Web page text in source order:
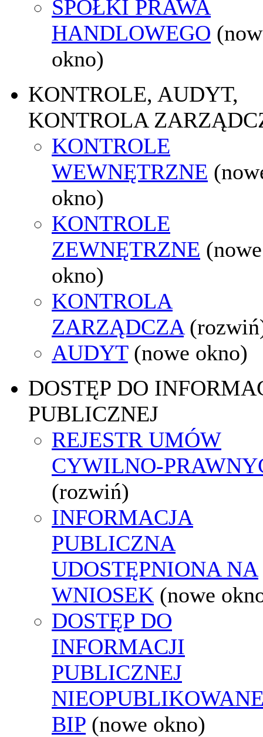
SPÓŁKI PRAWA
HANDLOWEGO
okno)
KONTROLE, AUDYT,
KONTROLA
KONTROLE
WEWNĘTRZNE
okno)
KONTROLE
ZEWNĘTRZNE (nowe
okno)
KONTROLA
ZARZĄDCZA
AUDYT (nowe okno)
DOSTĘP DO
PUBLICZNEJ
REJESTR UMÓW
CYWILNO-
(rozwiń)
INFORMACJA
PUBLICZNA
UDOSTĘPNIONA NA
WNIOSEK (nowe
DOSTĘP DO
INFORMACJI
PUBLICZNEJ
BIP (nowe okno)